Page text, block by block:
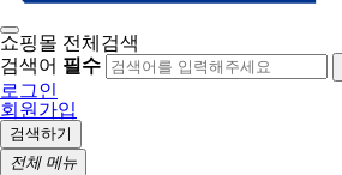
쇼핑몰 전체검색
검색어 필수
로그인
회원가입
검색하기
전체 메뉴